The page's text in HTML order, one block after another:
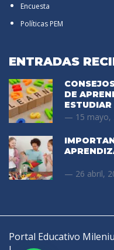
Encuesta
Políticas PEM
ENTRADAS
DE
ESTUDIAR
15 mayo,
26 abril,
Portal Educativo